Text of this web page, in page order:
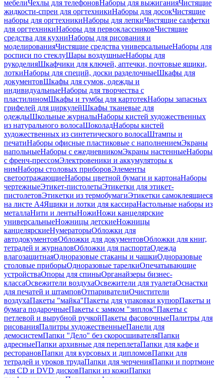
мебелиЧехлы для телефоновНаборы для выжиганияЧистящие
жидкости-спреи для оргтехникиНаборы для досокЧистящие
наборы для оргтехникиНаборы для лепкиЧистящие салфетки
для оргтехникиНаборы для первоклассниковЧистящие
средства для кухниНаборы для рисования и
моделированияЧистящие средства универсальныеНаборы для
росписи по стеклуШары воздушныеНаборы для
рукоделияШкафчики для ключей, аптечки, почтовые ящики,
лоткиНаборы для специй, доски разделочныеШкафы для
документовШкафы для сумок, одежды и
индивидуальныеНаборы для творчества с
пластилиномШкафы и тумбы для картотекНаборы запасных
грифелей для циркулейШкафы тканевые для
одеждыШкольные журналыНаборы кистей художественных
из натурального волосаШоколадНаборы кистей
художественных из синтетического волосаШтампы и
печатиНаборы офисные пластиковые с наполнениемЭкраны
напольныеНаборы с ежедневникомЭкраны настенныеНаборы
с френч-прессомЭлектровеники и аккумуляторы к
нимНаборы столовых приборовЭлементы
светоотражающиеНаборы цветной бумаги и картонаНаборы
чертежныеЭтикет-пистолетыЭтикетки для этикет-
пистолетовЭтикетки из термобумагиЭтикетки самоклеящиеся
на листе А4Ящики и лотки для кассираНастольные наборы из
металлаНити и лентыНожиНожи канцелярские
универсальныеНожницы детскиеНожницы
канцелярскиеНумераторыОбложки для
автодокументовОбложки для документовОбложки для книг,
тетрадей и журналовОбложки для паспортаОдежда
влагозащитнаяОдноразовые стаканы и чашкиОдноразовые
столовые приборыОдноразовые тарелкиОпечатывающие
устройстваОпоры для спиныОрганайзеры бизнес-
классаОсвежители воздухаОсвежители для туалетаОснастки
для печатей и штамповОтпаривателиОчистители
воздухаПакеты "майка"Пакеты для упаковки купюрПакеты и
бумага подарочныеПакеты с замком "зиплок"Пакеты с
петлевой и вырубной ручкойПакеты фасовочныеПалитры для
рисованияПалитры художественныеПанели для
демосистемПапки "Дело" без скоросшивателяПапки
адресныеПапки архивные для переплетаПапки для кафе и
ресторановПапки для курсовых и дипломовПапки для
тетрадей и уроков трудаПапки для черченияПапки и портмоне
для CD и DVD дисковПапки из кожиПапки